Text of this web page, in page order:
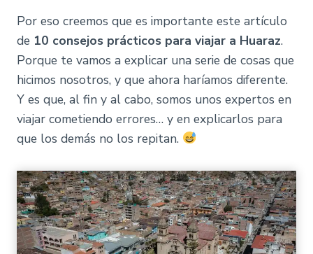
Por eso creemos que es importante este artículo
de 10 consejos prácticos para viajar a Huaraz.
Porque te vamos a explicar una serie de cosas que
hicimos nosotros, y que ahora haríamos diferente.
Y es que, al fin y al cabo, somos unos expertos en
viajar cometiendo errores… y en explicarlos para
que los demás no los repitan.